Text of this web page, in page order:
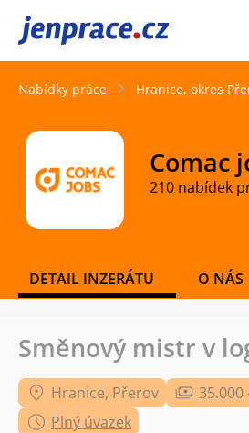
JenPráce.cz
Nabídky práce Hranice, okres
Comac
210 nabídek
DETAIL INZERÁTU O NÁS
Směnový mistr v
Hranice, Přerov
35.000
Plný úvazek